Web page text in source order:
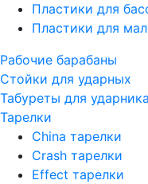
Пластики для
Пластики для
Рабочие барабаны
Стойки для ударных
Табуреты для ударника
Тарелки
China тарелки
Crash тарелки
Effect тарелки